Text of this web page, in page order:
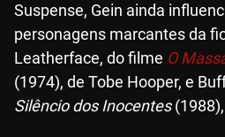
Suspense, Gein ainda
personagens marcantes da
Leatherface, do filme O
(1974), de Tobe Hooper, e
Silêncio dos Inocentes